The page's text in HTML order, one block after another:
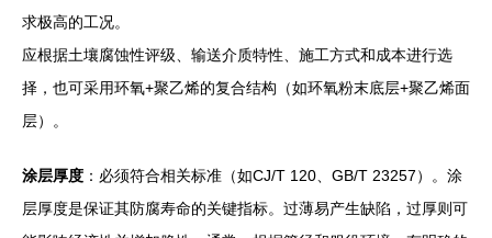
求极高的工况。
应根据土壤腐蚀性评级、输送介质特性、施工方式和成本进行选
择，也可采用环氧+聚乙烯的复合结构（如环氧粉末底层+聚乙烯面
层）。
涂层厚度 ：必须符合相关标准（如CJ/T 120、GB/T 23257）。涂
层厚度是保证其防腐寿命的关键指标。过薄易产生缺陷，过厚则可